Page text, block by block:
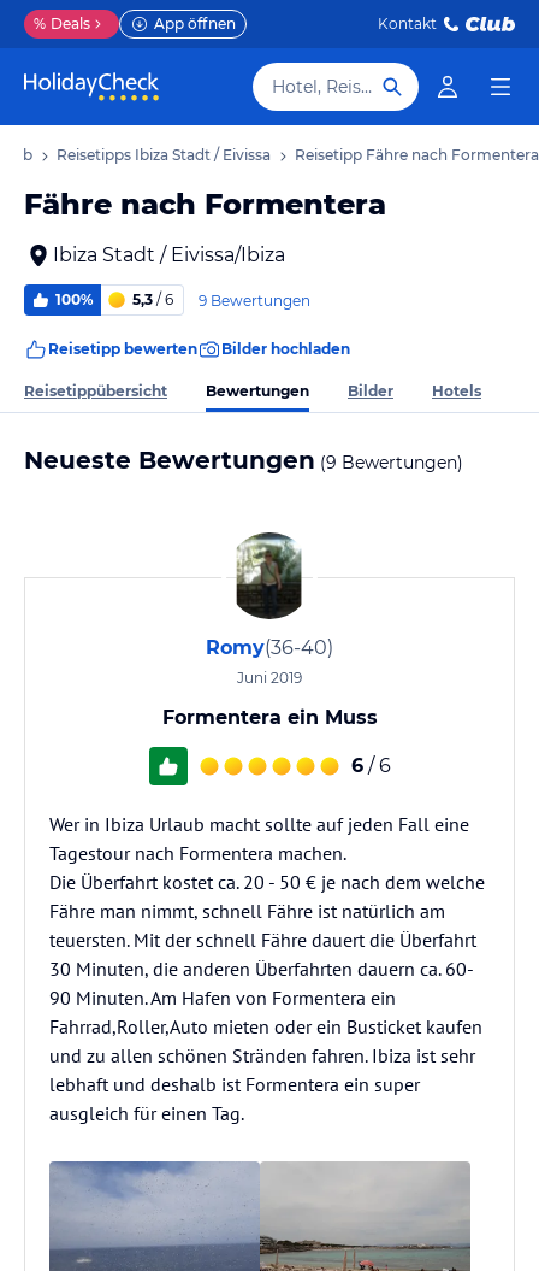
% Deals App öffnen Kontakt
Hotel, Reiseziel
Reisetipps Ibiza Stadt / Eivissa Reisetipp Fähre nach Formentera
Fähre nach Formentera
Ibiza Stadt / Eivissa/Ibiza
100% 5,3 / 6 9 Bewertungen
Reisetipp bewerten Bilder hochladen
Reisetippübersicht Bewertungen Bilder Hotels
Neueste Bewertungen (9 Bewertungen)
Romy(36-40)
Juni 2019
Formentera ein Muss
6 / 6
Wer in Ibiza Urlaub macht sollte auf jeden Fall eine
Tagestour nach Formentera machen.
Die Überfahrt kostet ca. 20 - 50 € je nach dem welche
Fähre man nimmt, schnell Fähre ist natürlich am
teuersten. Mit der schnell Fähre dauert die Überfahrt
30 Minuten, die anderen Überfahrten dauern ca. 60-
90 Minuten. Am Hafen von Formentera ein
Fahrrad,Roller,Auto mieten oder ein Busticket kaufen
und zu allen schönen Stränden fahren. Ibiza ist sehr
lebhaft und deshalb ist Formentera ein super
ausgleich für einen Tag.